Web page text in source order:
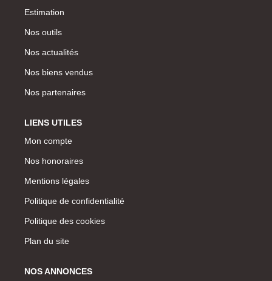
Estimation
Nos outils
Nos actualités
Nos biens vendus
Nos partenaires
LIENS UTILES
Mon compte
Nos honoraires
Mentions légales
Politique de confidentialité
Politique des cookies
Plan du site
NOS ANNONCES